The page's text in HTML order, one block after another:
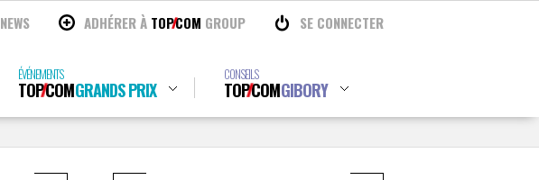
NEWS ADHÉRER À TOPCOM GROUP SE CONNECTER
ÉVÉNEMENTS
TOPCOMGRANDS PRIX
CONSEILS
TOPCOMGIBORY